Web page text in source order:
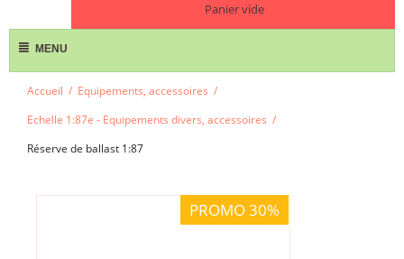
Panier vide
MENU
Accueil / Equipements, accessoires /
Echelle 1:87e - Equipements divers, accessoires /
Réserve de ballast 1:87
PROMO 30%